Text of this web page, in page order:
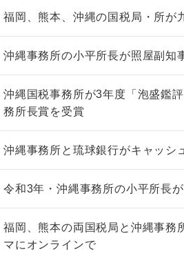
福岡、熊本、沖縄の国税局・所が
沖縄事務所の小平所長が照屋副知
沖縄国税事務所が3年度「泡盛鑑
務所長賞を受賞
沖縄事務所と琉球銀行がキャッシ
令和3年・沖縄事務所の小平所長
福岡、熊本の両国税局と沖縄事務
マにオンラインで